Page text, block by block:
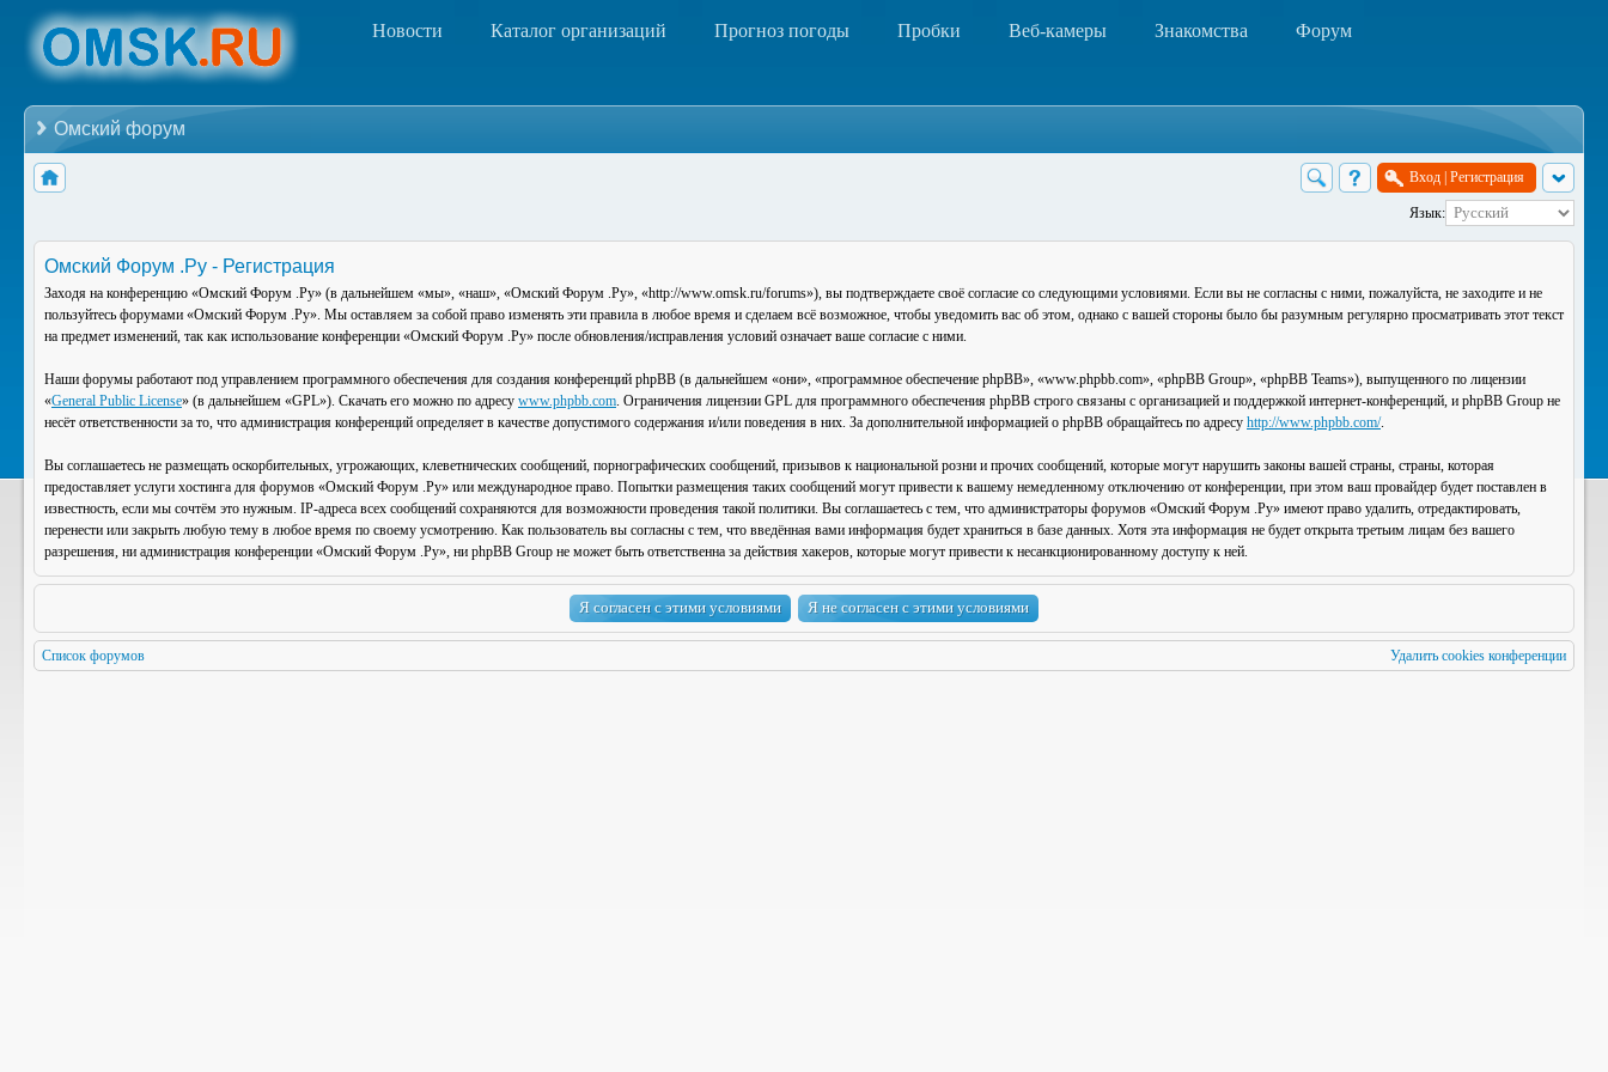
Новости Каталог организаций Прогноз погоды Пробки Веб-камеры Знакомства Форум
Омский форум
Вход Регистрация
Язык:
Омский Форум .Ру - Регистрация
Заходя на конференцию «Омский Форум .Ру» (в дальнейшем «мы», «наш», «Омский Форум .Ру», «http://www.omsk.ru/forums»), вы подтверждаете своё согласие со следующими условиями. Если вы не согласны с ними, пожалуйста, не заходите и не
пользуйтесь форумами «Омский Форум .Ру». Мы оставляем за собой право изменять эти правила в любое время и сделаем всё возможное, чтобы уведомить вас об этом, однако с вашей стороны было бы разумным регулярно просматривать этот текст
на предмет изменений, так как использование конференции «Омский Форум .Ру» после обновления/исправления условий означает ваше согласие с ними.
Наши форумы работают под управлением программного обеспечения для создания конференций phpBB (в дальнейшем «они», «программное обеспечение phpBB», «www.phpbb.com», «phpBB Group», «phpBB Teams»), выпущенного по лицензии
«General Public License» (в дальнейшем «GPL»). Скачать его можно по адресу www.phpbb.com. Ограничения лицензии GPL для программного обеспечения phpBB строго связаны с организацией и поддержкой интернет-конференций, и phpBB Group не
несёт ответственности за то, что администрация конференций определяет в качестве допустимого содержания и/или поведения в них. За дополнительной информацией о phpBB обращайтесь по адресу http://www.phpbb.com/.
Вы соглашаетесь не размещать оскорбительных, угрожающих, клеветнических сообщений, порнографических сообщений, призывов к национальной розни и прочих сообщений, которые могут нарушить законы вашей страны, страны, которая
предоставляет услуги хостинга для форумов «Омский Форум .Ру» или международное право. Попытки размещения таких сообщений могут привести к вашему немедленному отключению от конференции, при этом ваш провайдер будет поставлен в
известность, если мы сочтём это нужным. IP-адреса всех сообщений сохраняются для возможности проведения такой политики. Вы соглашаетесь с тем, что администраторы форумов «Омский Форум .Ру» имеют право удалить, отредактировать,
перенести или закрыть любую тему в любое время по своему усмотрению. Как пользователь вы согласны с тем, что введённая вами информация будет храниться в базе данных. Хотя эта информация не будет открыта третьим лицам без вашего
разрешения, ни администрация конференции «Омский Форум .Ру», ни phpBB Group не может быть ответственна за действия хакеров, которые могут привести к несанкционированному доступу к ней.
Список форумов Удалить cookies конференции